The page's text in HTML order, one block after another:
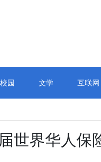
校园 文学 互联网
世界华人保